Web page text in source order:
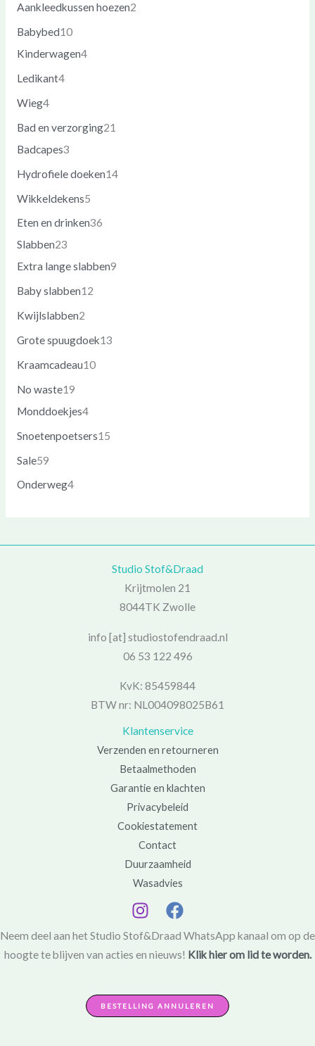
Aankleedkussen hoezen2
Babybed10
Kinderwagen4
Ledikant4
Wieg4
Bad en verzorging21
Badcapes3
Hydrofiele doeken14
Wikkeldekens5
Eten en drinken36
Slabben23
Extra lange slabben9
Baby slabben12
Kwijlslabben2
Grote spuugdoek13
Kraamcadeau10
No waste19
Monddoekjes4
Snoetenpoetsers15
Sale59
Onderweg4
Studio Stof&Draad
Krijtmolen 21
8044TK Zwolle
info [at] studiostofendraad.nl
06 53 122 496
KvK: 85459844
BTW nr: NL004098025B61
Klantenservice
Verzenden en retourneren
Betaalmethoden
Garantie en klachten
Privacybeleid
Cookiestatement
Contact
Duurzaamheid
Wasadvies
Neem deel aan het Studio Stof&Draad WhatsApp kanaal om op de
hoogte te blijven van acties en nieuws! Klik hier om lid te worden.
BESTELLING ANNULEREN